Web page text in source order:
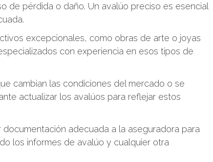
de pérdida o daño. Un avalúo preciso es esencial
excepcionales, como obras de arte o joyas
con experiencia en esos tipos de
cambian las condiciones del mercado o se
actualizar los avalúos para reflejar estos
adecuada a la aseguradora para
los informes de avalúo y cualquier otra